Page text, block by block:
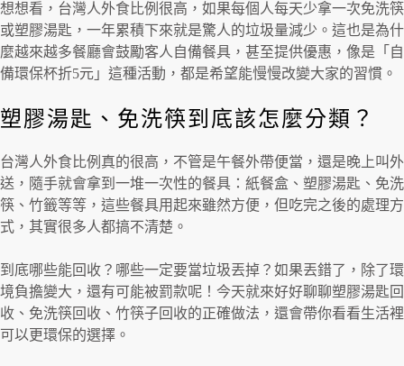
想想看，台灣人外食比例很高，如果每個人每天少拿一次免洗筷
或塑膠湯匙，一年累積下來就是驚人的垃圾量減少。這也是為什
麼越來越多餐廳會鼓勵客人自備餐具，甚至提供優惠，像是「自
備環保杯折5元」這種活動，都是希望能慢慢改變大家的習慣。
塑膠湯匙、免洗筷到底該怎麼分類？
台灣人外食比例真的很高，不管是午餐外帶便當，還是晚上叫外
送，隨手就會拿到一堆一次性的餐具：紙餐盒、塑膠湯匙、免洗
筷、竹籤等等，這些餐具用起來雖然方便，但吃完之後的處理方
式，其實很多人都搞不清楚。
到底哪些能回收？哪些一定要當垃圾丟掉？如果丟錯了，除了環
境負擔變大，還有可能被罰款呢！今天就來好好聊聊塑膠湯匙回
收、免洗筷回收、竹筷子回收的正確做法，還會帶你看看生活裡
可以更環保的選擇。